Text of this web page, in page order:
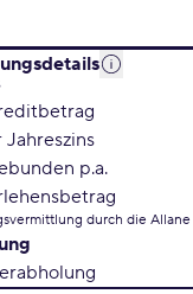
p.a.
durch die